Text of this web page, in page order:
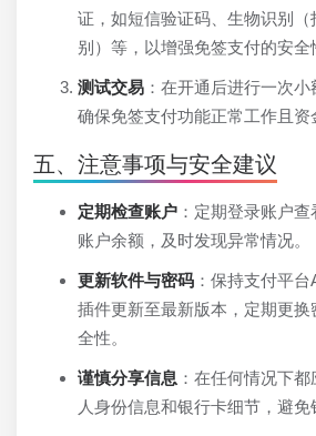
证，如短信验证码、生物识别（
别）等，以增强免签支付的安全
测试交易 ：在开通后进行一次小
确保免签支付功能正常工作且资
五、注意事项与安全建议
定期检查账户 ：定期登录账户
账户余额，及时发现异常情况。
更新软件与密码 ：保持支付平
插件更新至最新版本，定期更换
全性。
谨慎分享信息 ：在任何情况下
人身份信息和银行卡细节，避免